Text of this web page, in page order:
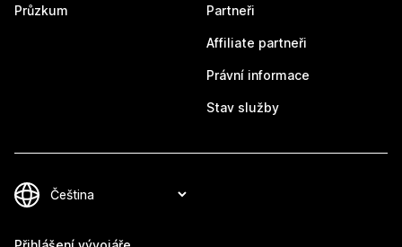
Průzkum Partneři
Affiliate partneři
Právní informace
Stav služby